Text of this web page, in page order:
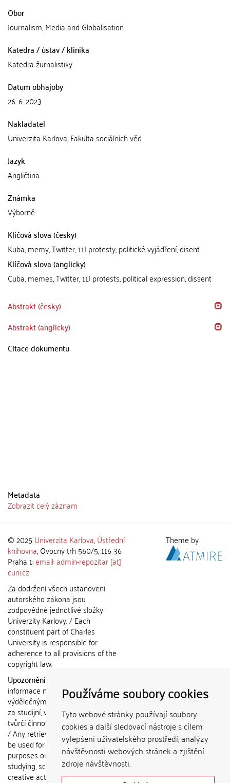
Používáme soubory cookies
Tyto webové stránky používají soubory
cookies a další sledovací nástroje s cílem
vylepšení uživatelského prostředí, analýzy
návštěvnosti webových stránek a zjištění
zdroje návštěvnosti.
Obor
Journalism, Media and Globalisation
Katedra / ústav / klinika
Katedra žurnalistiky
Datum obhajoby
26. 6. 2023
Nakladatel
Univerzita Karlova, Fakulta sociálních věd
Jazyk
Angličtina
Známka
Výborně
Klíčová slova (česky)
Kuba, memy, Twitter, 11J protesty, politické vyjádření, disent
Klíčová slova (anglicky)
Cuba, memes, Twitter, 11J protests, political expression, dissent
Abstrakt (česky)
Abstrakt (anglicky)
Citace dokumentu
Metadata
Zobrazit celý záznam
© 2025 Univerzita Karlova,Ústřední
knihovna, Ovocný trh 560/5, 116 36
Praha 1;email: admin-repozitar [at]
cuni.cz
Za dodržení všech ustanovení
autorského zákona jsou
zodpovědné jednotlivé složky
Univerzity Karlovy. / Each
constituent part of Charles
University is responsible for
adherence to all provisions of the
copyright law.
Upozornění / Notice:
informace nemohou být použity k
výdělečným účelům nebo vydávány
za studijní, vědeckou nebo jinou
tvůrčí činnost jiné osoby než autora.
/ Any retrieved information shall not
be used for any commercial
purposes or claimed as results of
studying, scientific or any other
creative activities of any person
Theme by